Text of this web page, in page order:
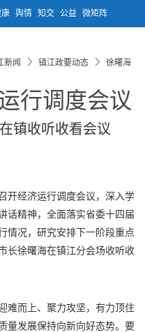
舆情 知交 公益 微矩阵
新闻 镇江政要动态 徐曙海
行调度会议
镇收听收看会议
开经济运行调度会议，深入学
话精神，全面落实省委十四届
情况，研究安排下一阶段重点
长徐曙海在镇江分会场收听收
难而上、聚力攻坚，有力顶住
量发展保持向新向好态势。要